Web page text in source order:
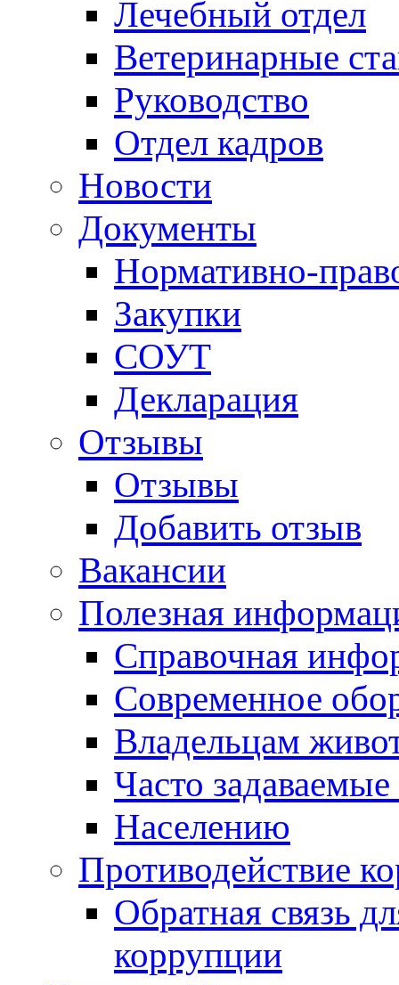
Лечебный отдел
Ветеринарные
Руководство
Отдел кадров
Новости
Документы
Нормативно-
Закупки
СОУТ
Декларация
Отзывы
Отзывы
Добавить отзыв
Вакансии
Полезная
Справочная
Современное
Владельцам
Часто
Населению
Противодействие
Обратная связь
коррупции